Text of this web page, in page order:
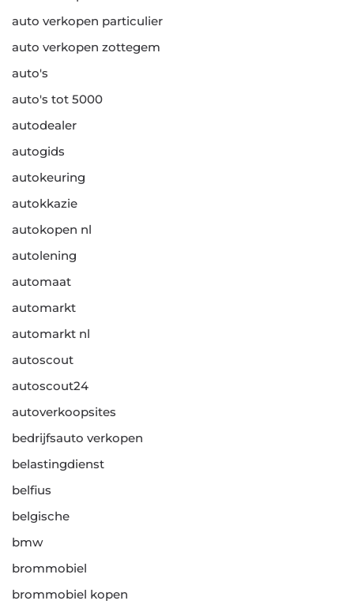
auto verkopen particulier
auto verkopen zottegem
auto's
auto's tot 5000
autodealer
autogids
autokeuring
autokkazie
autokopen nl
autolening
automaat
automarkt
automarkt nl
autoscout
autoscout24
autoverkoopsites
bedrijfsauto verkopen
belastingdienst
belfius
belgische
bmw
brommobiel
brommobiel kopen